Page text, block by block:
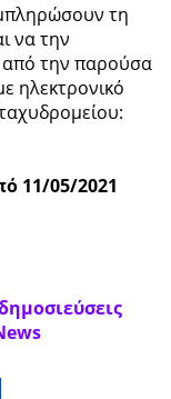
τη
να την
από την παρούσα
ηλεκτρονικό
11/05/2021